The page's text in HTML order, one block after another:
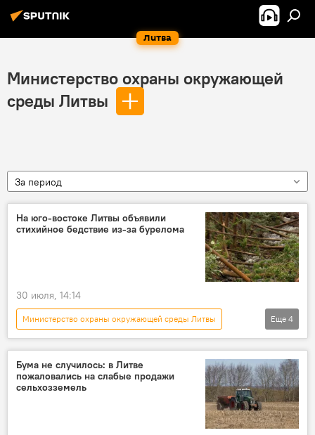
Литва
Министерство охраны окружающей
среды Литвы
За период
На юго-востоке Литвы объявили
стихийное бедствие из-за бурелома
30 июля, 14:14
Министерство охраны окружающей среды Литвы
Литва
В Литве
природа
лес
Еще 4
Бума не случилось: в Литве
пожаловались на слабые продажи
сельхозземель